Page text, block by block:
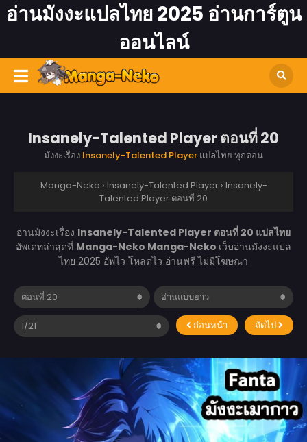
อ่านมังงะแปลไทย 2025 อ่านการ์ตูน
ออนไลน์
Insanely-Talented Player ตอนที่ 20
มังงะเรื่อง Insanely-Talented Player แปลไทย ทุกตอน
Manga-Neko › Insanely-Talented Player › Insanely-
Talented Player ตอนที่ 20
อ่านมังงะเรื่อง Insanely-Talented Player ตอนที่ 20 แปลไทย
อัพเดทล่าสุดที่ Manga-Neko Manga-Neko เว็บอ่านมังงะแปล
ไทย 2025 อัพไว โหลดไว อ่านฟรี ไม่มีโฆษณา
ก่อนหน้า ถัดไป